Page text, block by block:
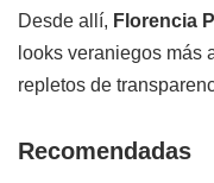
Desde allí, Florencia
looks veraniegos más
repletos de
Recomendadas